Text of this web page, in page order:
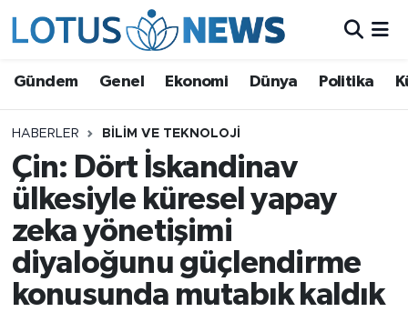
Gündem Genel Ekonomi Dünya Politika
HABERLER BILIM VE TEKNOLOJI
Çin: Dört İskandinav
ülkesiyle küresel yapay
zeka yönetişimi
diyaloğunu güçlendirme
konusunda mutabık kaldık
Ekonomi
Dünya
Politika
Kültür - Sanat ve Tarih
Yaşam